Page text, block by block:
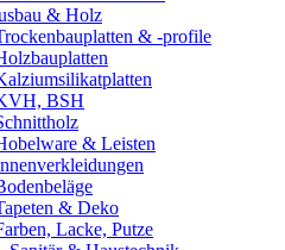
& Holz
& -profile
BSH
& Leisten
& Deko
Lacke, Putze